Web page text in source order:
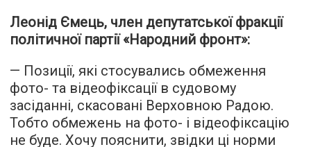
Леонід Ємець, член депутатської фракції
політичної партії «Народний фронт»:
— Позиції, які стосувались обмеження
фото- та відеофіксації в судовому
засіданні, скасовані Верховною Радою.
Тобто обмежень на фото- і відеофіксацію
не буде. Хочу пояснити, звідки ці норми